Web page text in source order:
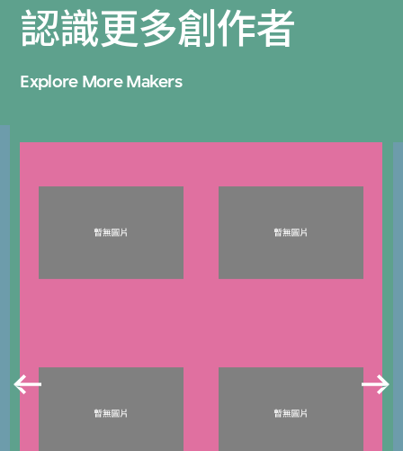
認識更多創作者
Explore More Makers